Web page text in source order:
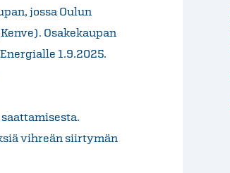
jossa Oulun
Osakekaupan
1.9.2025.
vihreän siirtymän